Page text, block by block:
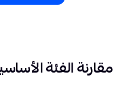
مقارنة الفئة